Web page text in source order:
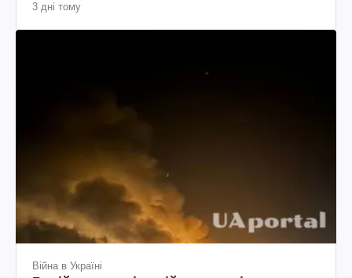
3 дні тому
Війна в Україні